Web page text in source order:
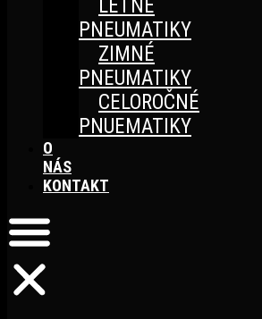
LETNÉ
PNEUMATIKY
ZIMNÉ
PNEUMATIKY
CELOROČNÉ
PNUEMATIKY
O
NÁS
KONTAKT